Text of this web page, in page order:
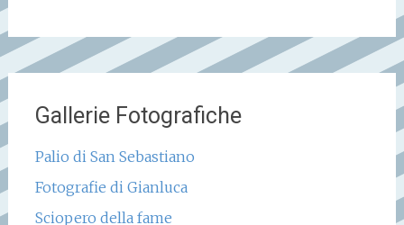
Gallerie Fotografiche
Palio di San Sebastiano
Fotografie di Gianluca
Sciopero della fame